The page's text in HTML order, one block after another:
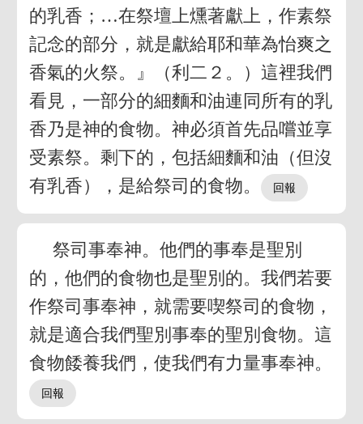
的乳香；…在祭壇上燻著獻上，作素祭
記念的部分，就是獻給耶和華為怡爽之
香氣的火祭。』（利二２。）這裡我們
看見，一部分的細麵和油連同所有的乳
香乃是神的食物。神必須首先品嚐並享
受素祭。剩下的，包括細麵和油（但沒
有乳香），是給祭司的食物。
祭司事奉神。他們的事奉是聖別
的，他們的食物也是聖別的。我們若要
作祭司事奉神，就需要喫祭司的食物，
就是適合我們聖別事奉的聖別食物。這
食物餧養我們，使我們有力量事奉神。